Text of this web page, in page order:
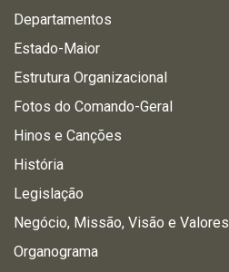
Departamentos
Estado-Maior
Estrutura Organizacional
Fotos do Comando-Geral
Hinos e Canções
História
Legislação
Negócio, Missão, Visão e Valores
Organograma